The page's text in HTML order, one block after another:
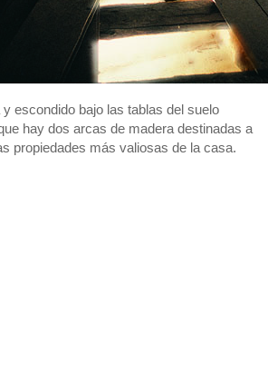
escondido bajo las tablas del suelo
hay dos arcas de madera destinadas a
propiedades más valiosas de la casa.